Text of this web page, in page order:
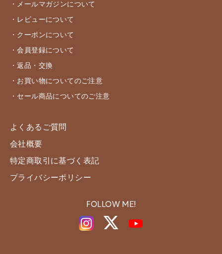
・メールマガジンについて
・レビューについて
・クーポンについて
・会員登録について
・返品・交換
・お買い物についてのご注意
・セール商品についてのご注意
よくあるご質問
会社概要
特定商取引に基づく表記
プライバシーポリシー
FOLLOW ME!